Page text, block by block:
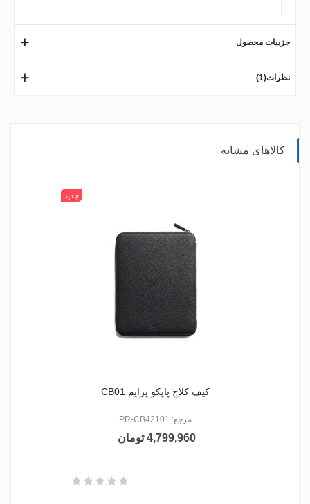
جزییات محصول
نظرات(1)
کالاهای مشابه
جدید
کیف کلاچ پاپکو پرایم CB01
مرجع: PR-CB42101
4,799,960 تومان